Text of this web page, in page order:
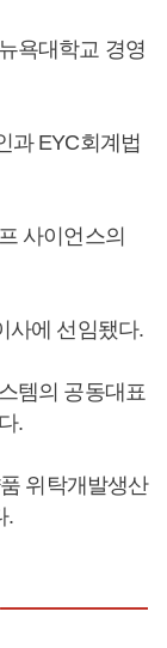
욕대학교 경영
과 EYC회계법
사이언스의
사에 선임됐다.
템의 공동대표
.
위탁개발생산
.